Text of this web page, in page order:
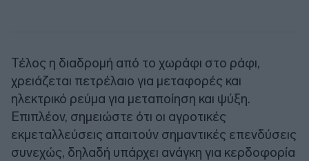
Τέλος η διαδρομή από το χωράφι στο ράφι,
χρειάζεται πετρέλαιο για μεταφορές και
ηλεκτρικό ρεύμα για μεταποίηση και ψύξη.
Επιπλέον, σημειώστε ότι οι αγροτικές
εκμεταλλεύσεις απαιτούν σημαντικές επενδύσεις
συνεχώς, δηλαδή υπάρχει ανάγκη για κερδοφορία